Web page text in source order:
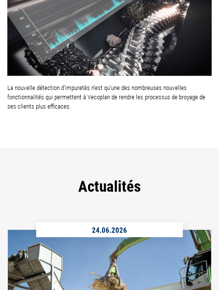
La nouvelle détection d'impuretés n'est qu'une des nombreuses nouvelles
fonctionnalités qui permettent à Vecoplan de rendre les processus de broyage de
ses clients plus efficaces.
Actualités
24.06.2026